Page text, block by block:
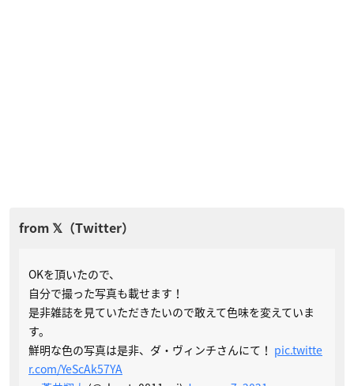
OKを頂いたので、
自分で撮った写真も載せます！
是非雑誌を見ていただきたいので敢えて色味を変えていま
す。
鮮明な色の写真は是非、ダ・ヴィンチさんにて！ pic.twitte
r.com/YeScAk57YA